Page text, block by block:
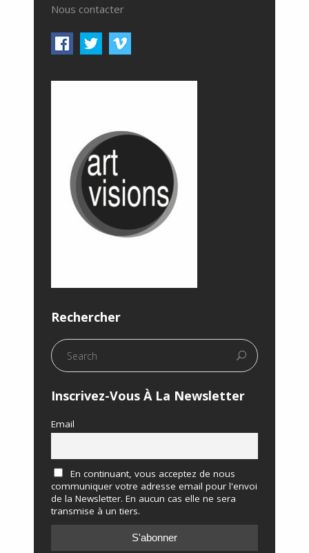
Nous contacter
Rechercher
Inscrivez-Vous À La Newsletter
Email
En continuant, vous acceptez de nous
communiquer votre adresse email pour l'envoi
de la Newsletter. En aucun cas elle ne sera
transmise à un tiers.